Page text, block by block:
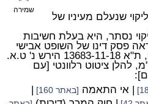
שמירה
שנעלם מעיניו של
נסתר, היא בעלת חשיבות
פסק דינו של השופט אבישי
קאופמן מבית השלום בחיפה, ת"א 13683-11-18 הירש נ' ט.א.
ובניה (1977) בע"מ, להלן ציטוט רלוונטי [עם
| אי התאמה [באתר 160]
|